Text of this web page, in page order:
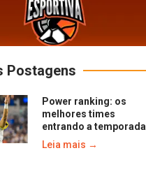
Postagens
Power ranking: os
melhores times
entrando a temporada
Leia mais →